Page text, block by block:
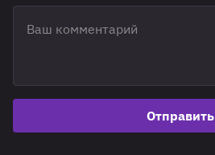
Отправить